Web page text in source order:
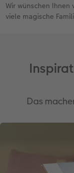
Wir wünschen
viele magische
Das